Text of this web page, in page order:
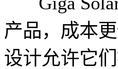
产品，成本
设计允许它